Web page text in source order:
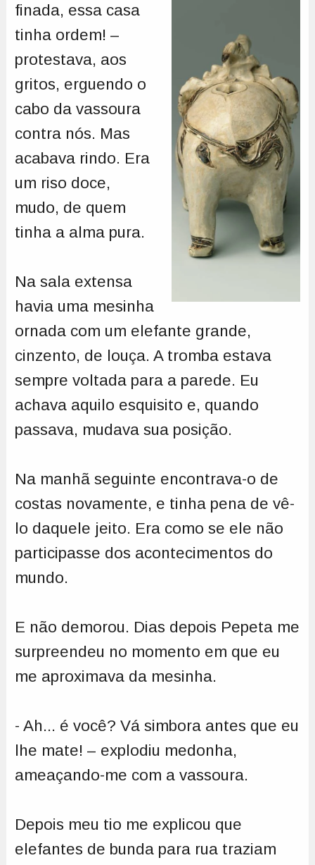
finada, essa casa
tinha ordem! –
protestava, aos
gritos, erguendo o
cabo da vassoura
contra nós. Mas
acabava rindo. Era
um riso doce,
mudo, de quem
tinha a alma pura.
Na sala extensa
havia uma mesinha
ornada com um elefante grande,
cinzento, de louça. A tromba estava
sempre voltada para a parede. Eu
achava aquilo esquisito e, quando
passava, mudava sua posição.
Na manhã seguinte encontrava-o de
costas novamente, e tinha pena de vê-
lo daquele jeito. Era como se ele não
participasse dos acontecimentos do
mundo.
E não demorou. Dias depois Pepeta me
surpreendeu no momento em que eu
me aproximava da mesinha.
- Ah... é você? Vá simbora antes que eu
lhe mate! – explodiu medonha,
ameaçando-me com a vassoura.
Depois meu tio me explicou que
elefantes de bunda para rua traziam